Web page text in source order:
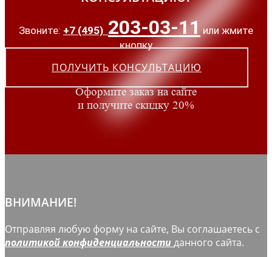
Звоните: +7 (495) 203-03-11 или жмите
кнопку
ПОЛУЧИТЬ КОНСУЛЬТАЦИЮ
Оформите заказ на сайте
и получите скидку 20%
ВНИМАНИЕ!
Отправляя любую форму на сайте, Вы соглашаетесь с
политикой конфиденциальностиданного сайта.